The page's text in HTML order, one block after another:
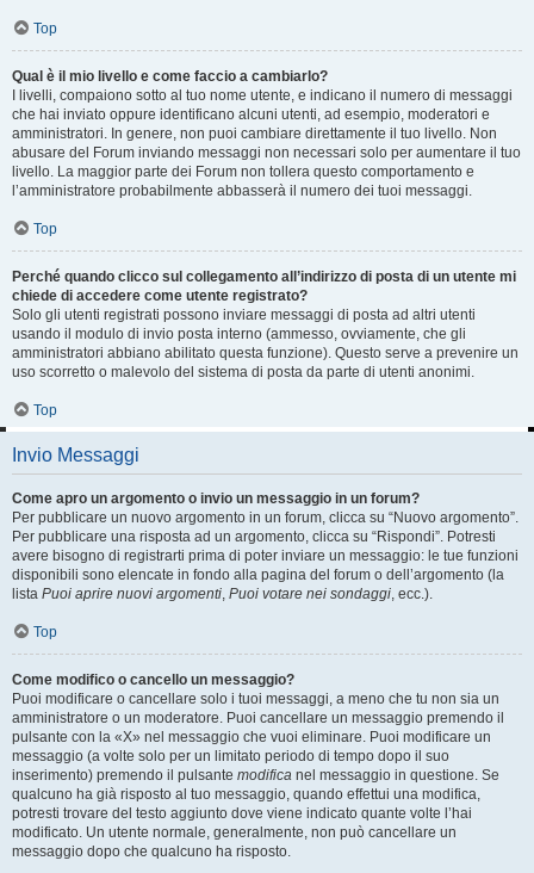
Top
Qual è il mio livello e come faccio a cambiarlo?
I livelli, compaiono sotto al tuo nome utente, e indicano il numero di messaggi
che hai inviato oppure identificano alcuni utenti, ad esempio, moderatori e
amministratori. In genere, non puoi cambiare direttamente il tuo livello. Non
abusare del Forum inviando messaggi non necessari solo per aumentare il tuo
livello. La maggior parte dei Forum non tollera questo comportamento e
l’amministratore probabilmente abbasserà il numero dei tuoi messaggi.
Top
Perché quando clicco sul collegamento all’indirizzo di posta di un utente mi
chiede di accedere come utente registrato?
Solo gli utenti registrati possono inviare messaggi di posta ad altri utenti
usando il modulo di invio posta interno (ammesso, ovviamente, che gli
amministratori abbiano abilitato questa funzione). Questo serve a prevenire un
uso scorretto o malevolo del sistema di posta da parte di utenti anonimi.
Top
Invio Messaggi
Come apro un argomento o invio un messaggio in un forum?
Per pubblicare un nuovo argomento in un forum, clicca su “Nuovo argomento”.
Per pubblicare una risposta ad un argomento, clicca su “Rispondi”. Potresti
avere bisogno di registrarti prima di poter inviare un messaggio: le tue funzioni
disponibili sono elencate in fondo alla pagina del forum o dell’argomento (la
lista Puoi aprire nuovi argomenti Puoi votare nei sondaggi , ecc.).
Top
Come modifico o cancello un messaggio?
Puoi modificare o cancellare solo i tuoi messaggi, a meno che tu non sia un
amministratore o un moderatore. Puoi cancellare un messaggio premendo il
pulsante con la «X» nel messaggio che vuoi eliminare. Puoi modificare un
messaggio (a volte solo per un limitato periodo di tempo dopo il suo
inserimento) premendo il pulsante modifica nel messaggio in questione. Se
qualcuno ha già risposto al tuo messaggio, quando effettui una modifica,
potresti trovare del testo aggiunto dove viene indicato quante volte l’hai
modificato. Un utente normale, generalmente, non può cancellare un
messaggio dopo che qualcuno ha risposto.